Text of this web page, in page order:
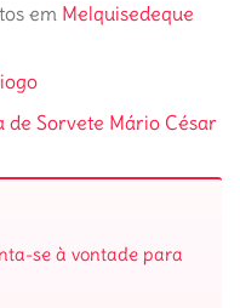
em Melquisedeque
de Sorvete Mário César
se à vontade para